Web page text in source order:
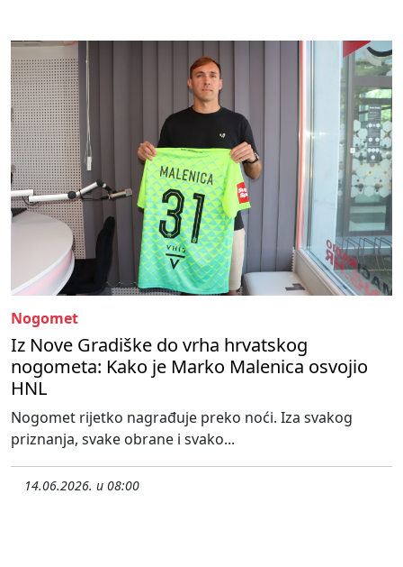
Nogomet
Iz Nove Gradiške do vrha hrvatskog
nogometa: Kako je Marko Malenica osvojio
HNL
Nogomet rijetko nagrađuje preko noći. Iza svakog
priznanja, svake obrane i svako...
14.06.2026. u 08:00